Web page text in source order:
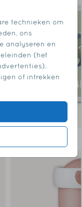
technieken om
ons
analyseren en
(het
of intrekken